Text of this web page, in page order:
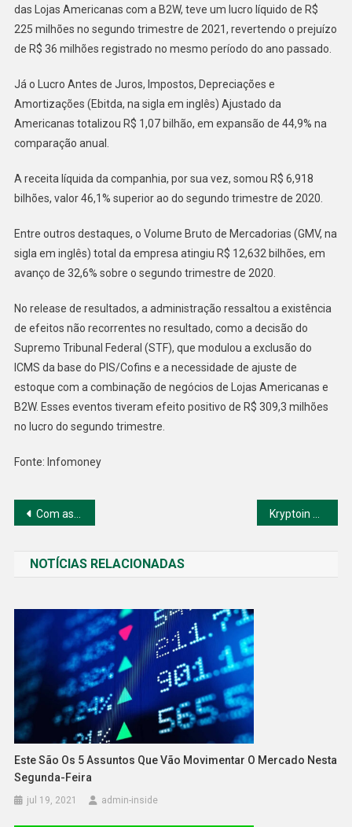
Lucra
R$
225
Tri
das Lojas Americanas com a B2W, teve um lucro líquido de R$
225 milhões no segundo trimestre de 2021, revertendo o prejuízo
de R$ 36 milhões registrado no mesmo período do ano passado.
Já o Lucro Antes de Juros, Impostos, Depreciações e
Amortizações (Ebitda, na sigla em inglês) Ajustado da
Americanas totalizou R$ 1,07 bilhão, em expansão de 44,9% na
comparação anual.
A receita líquida da companhia, por sua vez, somou R$ 6,918
bilhões, valor 46,1% superior ao do segundo trimestre de 2020.
Entre outros destaques, o Volume Bruto de Mercadorias (GMV, na
sigla em inglês) total da empresa atingiu R$ 12,632 bilhões, em
avanço de 32,6% sobre o segundo trimestre de 2020.
No release de resultados, a administração ressaltou a existência
de efeitos não recorrentes no resultado, como a decisão do
Supremo Tribunal Federal (STF), que modulou a exclusão do
ICMS da base do PIS/Cofins e a necessidade de ajuste de
estoque com a combinação de negócios de Lojas Americanas e
B2W. Esses eventos tiveram efeito positivo de R$ 309,3 milhões
no lucro do segundo trimestre.
Fonte: Infomoney
Navegação
Post
Com as ações negociadas na Nasdaq, JBS propõe fechar capital da americana Pilgrim’s Pride
NOTÍCIAS RELACIONADAS
Este São Os 5 Assuntos Que Vão Movimentar O Mercado Nesta
Segunda-Feira
jul 19, 2021 admin-inside